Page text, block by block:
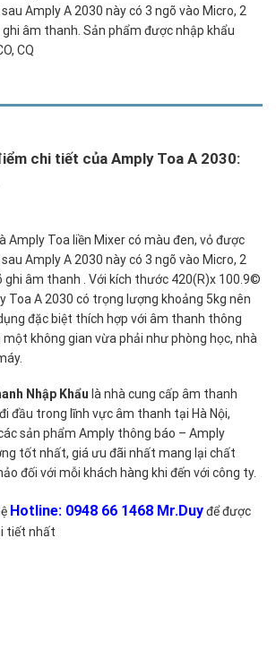
Amply A 2030 này có 3 ngõ vào Micro, 2
ghi âm thanh. Sản phẩm được nhập khẩu
CQ
chi tiết của Amply Toa A 2030:
Amply Toa liền Mixer có màu đen, vỏ được
Amply A 2030 này có 3 ngõ vào Micro, 2
ghi âm thanh . Với kích thước 420(R)x 100.9©
Toa A 2030 có trọng lượng khoảng 5kg nên
đặc biệt thích hợp với âm thanh thông
không gian vừa phải như phòng học, nhà
Nhập Khẩu là nhà cung cấp âm thanh
đầu trong lĩnh vực âm thanh tại Hà Nội,
sản phẩm Amply thông báo – Amply
tốt nhất, giá ưu đãi nhất mang lại chất
đối với mỗi khách hàng khi đến với công ty.
Hotline: 0948 66 1468 Mr.Duyđể được
tiết nhất